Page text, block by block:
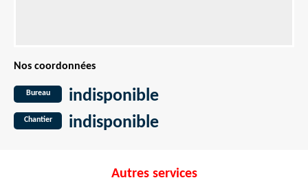
Nos coordonnées
Bureau indisponible
Chantier indisponible
Autres services